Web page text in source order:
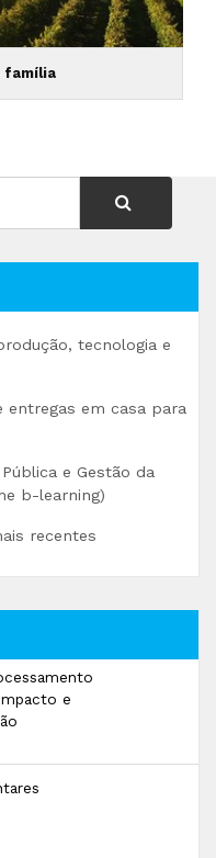
família
tecnologia e
entregas em casa para
e Gestão da
b-learning)
recentes
e